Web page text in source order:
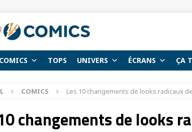
COMICS TOPS UNIVERS ÉCRANS ÇA
COMICS Les 10 changements de looks radicaux
changements de looks